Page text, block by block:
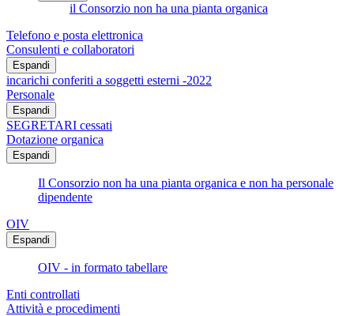
il Consorzio non ha una pianta organica
Telefono e posta elettronica
Consulenti e collaboratori
Espandi
incarichi conferiti a soggetti esterni -2022
Personale
Espandi
SEGRETARI cessati
Dotazione organica
Espandi
Il Consorzio non ha una pianta organica e non ha personale
dipendente
OIV
Espandi
OIV - in formato tabellare
Enti controllati
Attività e procedimenti